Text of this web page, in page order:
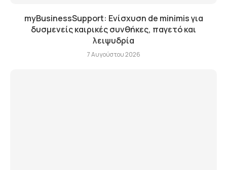
myBusinessSupport: Ενίσχυση de minimis για
δυσμενείς καιρικές συνθήκες, παγετό και
λειψυδρία
7 Αυγούστου 2026